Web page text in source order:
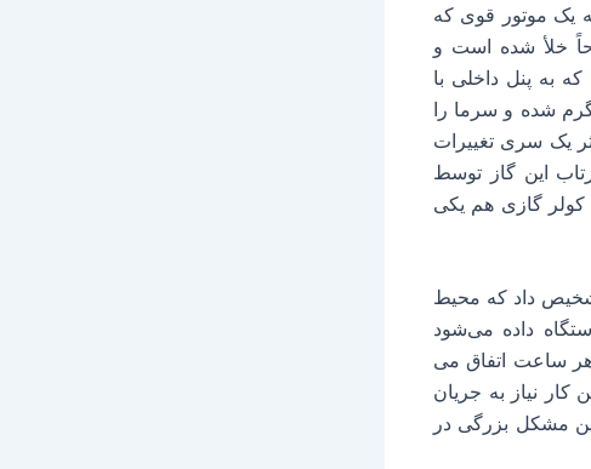
یک موتور قوی که
خلأ شده است و
به پنل داخلی با
گرم شده و سرما را
یک سری تغییرات
این گاز توسط
کولر گازی هم یکی
داد که محیط
داده می‌شود
می‌کند که در خوش‌بینانه‌ترین حالت ۳ بار در هر ساعت اتفاق می
نیاز به جریان
مشکل بزرگی در